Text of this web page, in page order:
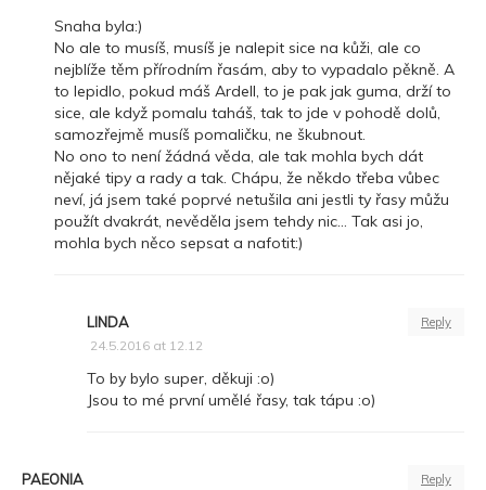
Snaha byla:)
No ale to musíš, musíš je nalepit sice na kůži, ale co
nejblíže těm přírodním řasám, aby to vypadalo pěkně. A
to lepidlo, pokud máš Ardell, to je pak jak guma, drží to
sice, ale když pomalu taháš, tak to jde v pohodě dolů,
samozřejmě musíš pomaličku, ne škubnout.
No ono to není žádná věda, ale tak mohla bych dát
nějaké tipy a rady a tak. Chápu, že někdo třeba vůbec
neví, já jsem také poprvé netušila ani jestli ty řasy můžu
použít dvakrát, nevěděla jsem tehdy nic… Tak asi jo,
mohla bych něco sepsat a nafotit:)
Reply
LINDA
24.5.2016 at 12.12
To by bylo super, děkuji :o)
Jsou to mé první umělé řasy, tak tápu :o)
Reply
PAEONIA